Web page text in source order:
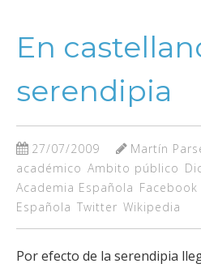
En
serendipia
27/07/2009 Martín
académico Ambito público
Academia Española Facebook
Española Twitter Wikipedia
Por efecto de la serendipia